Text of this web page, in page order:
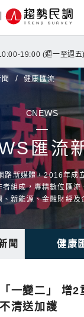
19:00 (週一至週五)
健康匯流
CNEWS
匯流
路新媒體，2016年成
者組成，專精數位匯流
新能源、金融財經及
聞 健康
一變二」 增2
清送加護